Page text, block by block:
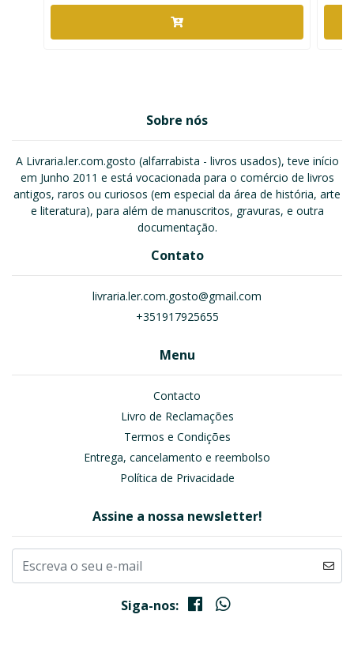
Sobre nós
A Livraria.ler.com.gosto (alfarrabista - livros usados), teve início
em Junho 2011 e está vocacionada para o comércio de livros
antigos, raros ou curiosos (em especial da área de história, arte
e literatura), para além de manuscritos, gravuras, e outra
documentação.
Contato
livraria.ler.com.gosto@gmail.com
+351917925655
Menu
Contacto
Livro de Reclamações
Termos e Condições
Entrega, cancelamento e reembolso
Política de Privacidade
Assine a nossa newsletter!
Siga-nos: